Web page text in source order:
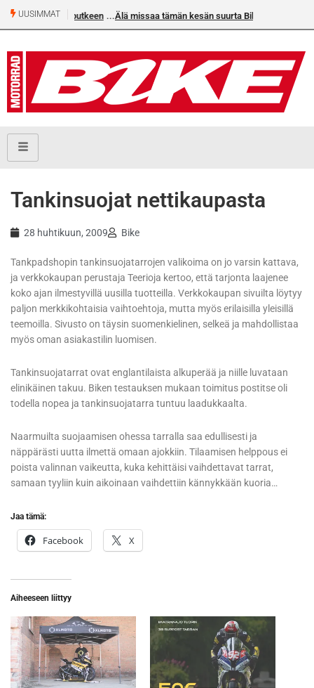
UUSIMMAT
voittoputkeen
Älä missaa tämän kesän suurta Bike-
Tankinsuojat nettikaupasta
28 huhtikuun, 2009 Bike
Tankpadshopin tankinsuojatarrojen valikoima on jo varsin kattava,
ja verkkokaupan perustaja Teerioja kertoo, että tarjonta laajenee
koko ajan ilmestyvillä uusilla tuotteilla. Verkkokaupan sivuilta löytyy
paljon merkkikohtaisia vaihtoehtoja, mutta myös erilaisilla yleisillä
teemoilla. Sivusto on täysin suomenkielinen, selkeä ja mahdollistaa
myös oman asiakastilin luomisen.
Tankinsuojatarrat ovat englantilaista alkuperää ja niille luvataan
elinikäinen takuu. Biken testauksen mukaan toimitus postitse oli
todella nopea ja tankinsuojatarra tuntuu laadukkaalta.
Naarmuilta suojaamisen ohessa tarralla saa edullisesti ja
näppärästi uutta ilmettä omaan ajokkiin. Tilaamisen helppous ei
poista valinnan vaikeutta, kuka kehittäisi vaihdettavat tarrat,
samaan tyyliin kuin aikoinaan vaihdettiin kännykkään kuoria…
Jaa tämä:
Facebook X
Aiheeseen liittyy